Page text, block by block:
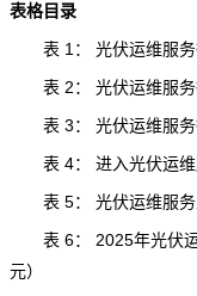
表格目录
表 1： 光伏运维服务
表 2： 光伏运维服务
表 3： 光伏运维服务
表 4： 进入光伏运维
表 5： 光伏运维服务
表 6： 2025年光伏运
元）